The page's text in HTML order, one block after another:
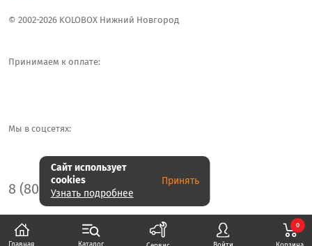
© 2002-2026 KOLOBOX Нижний Новгород
Принимаем к оплате:
Мы в соцсетях:
8 (800) 707-65-40
Каталог
0
Сайт использует
cookies
Узнать подробнее
Принять